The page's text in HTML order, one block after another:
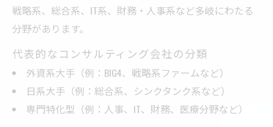
戦略系、総合系、IT系、財務・人事系など多岐にわたる
分野があります。
代表的なコンサルティング会社の分類
外資系大手（例：BIG4、戦略系ファームなど）
日系大手（例：総合系、シンクタンク系など）
専門特化型（例：人事、IT、財務、医療分野など）